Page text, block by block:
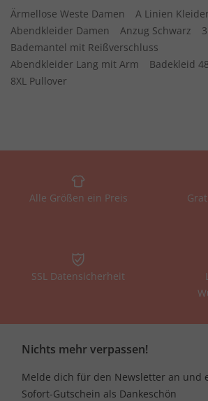
Ärmellose Weste Damen
A Linien Kleider
Abendkleider Damen
Anzug Schwarz
Bademantel mit Reißverschluss
Abendkleider Lang mit Arm
Badekleid 48
8XL Pullover
Alle Größen ein Preis
SSL Datensicherheit
Nichts mehr verpassen!
Melde dich für den Newsletter an und
Sofort-Gutschein als Dankeschön